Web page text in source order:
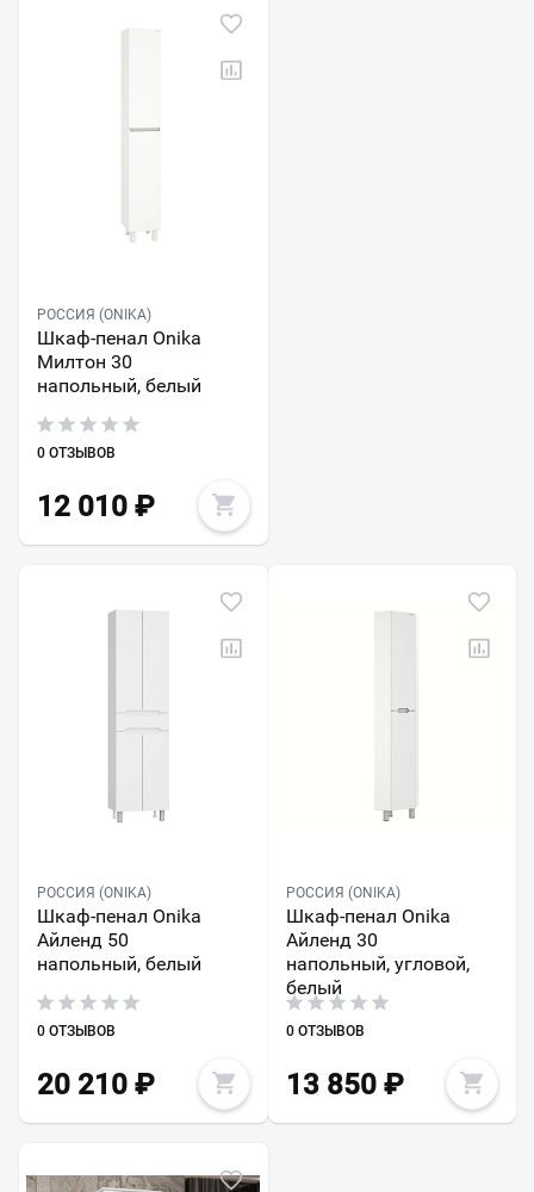
РОССИЯ (ONIKA)
Шкаф-пенал Onika
Милтон 30
напольный, белый
0 ОТЗЫВОВ
12 010 ₽
РОССИЯ (ONIKA)
Шкаф-пенал Onika
Айленд 50
напольный, белый
0 ОТЗЫВОВ
20 210 ₽
РОССИЯ (ONIKA)
Шкаф-пенал Onika
Айленд 30
напольный, угловой,
белый
0 ОТЗЫВОВ
13 850₽